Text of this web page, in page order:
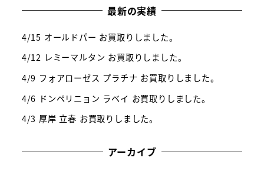
最新の実績
4/15 オールドパー お買取りしました。
4/12 レミーマルタン お買取りしました。
4/9 フォアローゼス プラチナ お買取りしました。
4/6 ドンペリニョン ラベイ お買取りしました。
4/3 厚岸 立春 お買取りしました。
アーカイブ